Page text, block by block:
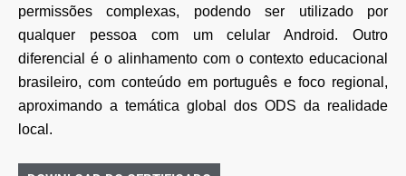
permissões complexas, podendo ser utilizado por
qualquer pessoa com um celular Android. Outro
diferencial é o alinhamento com o contexto educacional
brasileiro, com conteúdo em português e foco regional,
aproximando a temática global dos ODS da realidade
local.